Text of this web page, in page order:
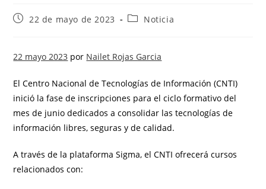
22 de mayo de 2023 Noticia
22 mayo 2023 por Nailet Rojas Garcia
El Centro Nacional de Tecnologías de Información (CNTI)
inició la fase de inscripciones para el ciclo formativo del
mes de junio dedicados a consolidar las tecnologías de
información libres, seguras y de calidad.
A través de la plataforma Sigma, el CNTI ofrecerá cursos
relacionados con: